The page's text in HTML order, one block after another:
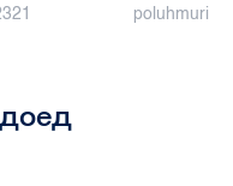
poluhmuri